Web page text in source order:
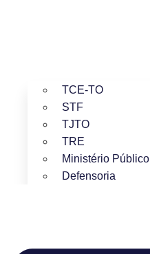
TCE-TO
STF
TJTO
TRE
Ministério Público
Defensoria